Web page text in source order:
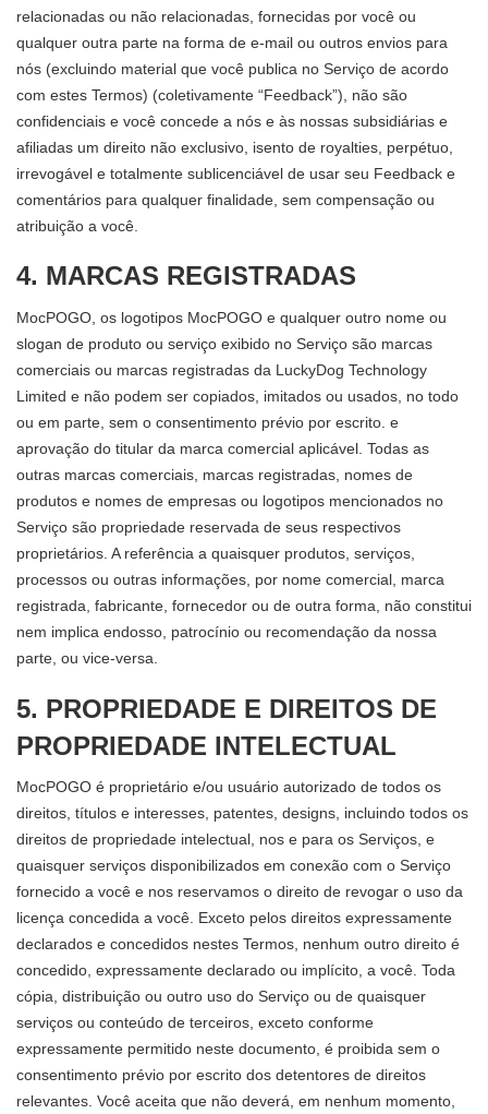
relacionadas ou não relacionadas, fornecidas por você ou
qualquer outra parte na forma de e-mail ou outros envios para
nós (excluindo material que você publica no Serviço de acordo
com estes Termos) (coletivamente “Feedback”), não são
confidenciais e você concede a nós e às nossas subsidiárias e
afiliadas um direito não exclusivo, isento de royalties, perpétuo,
irrevogável e totalmente sublicenciável de usar seu Feedback e
comentários para qualquer finalidade, sem compensação ou
atribuição a você.
4. MARCAS REGISTRADAS
MocPOGO, os logotipos MocPOGO e qualquer outro nome ou
slogan de produto ou serviço exibido no Serviço são marcas
comerciais ou marcas registradas da LuckyDog Technology
Limited e não podem ser copiados, imitados ou usados, no todo
ou em parte, sem o consentimento prévio por escrito. e
aprovação do titular da marca comercial aplicável. Todas as
outras marcas comerciais, marcas registradas, nomes de
produtos e nomes de empresas ou logotipos mencionados no
Serviço são propriedade reservada de seus respectivos
proprietários. A referência a quaisquer produtos, serviços,
processos ou outras informações, por nome comercial, marca
registrada, fabricante, fornecedor ou de outra forma, não constitui
nem implica endosso, patrocínio ou recomendação da nossa
parte, ou vice-versa.
5. PROPRIEDADE E DIREITOS DE
PROPRIEDADE INTELECTUAL
MocPOGO é proprietário e/ou usuário autorizado de todos os
direitos, títulos e interesses, patentes, designs, incluindo todos os
direitos de propriedade intelectual, nos e para os Serviços, e
quaisquer serviços disponibilizados em conexão com o Serviço
fornecido a você e nos reservamos o direito de revogar o uso da
licença concedida a você. Exceto pelos direitos expressamente
declarados e concedidos nestes Termos, nenhum outro direito é
concedido, expressamente declarado ou implícito, a você. Toda
cópia, distribuição ou outro uso do Serviço ou de quaisquer
serviços ou conteúdo de terceiros, exceto conforme
expressamente permitido neste documento, é proibida sem o
consentimento prévio por escrito dos detentores de direitos
relevantes. Você aceita que não deverá, em nenhum momento,